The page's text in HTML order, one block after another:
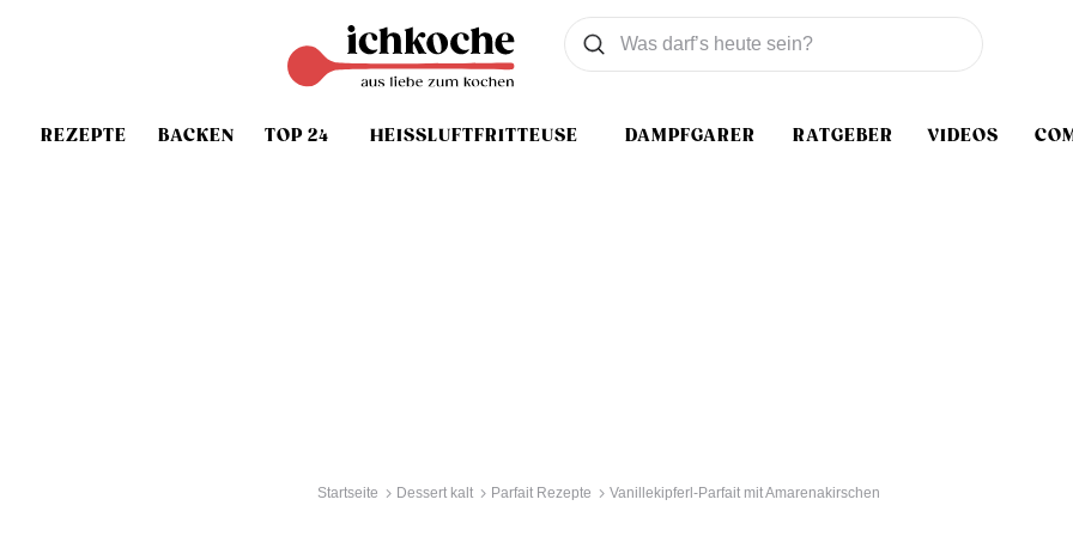
REZEPTE BACKEN TOP 24 HEISSLUFTFRITTEUSE DAMPFGARER RATGEBER VIDEOS
Was wollen Sie suchen
Suchen
Startseite Dessert kalt Parfait Rezepte Vanillekipferl-Parfait mit Amarenakirschen